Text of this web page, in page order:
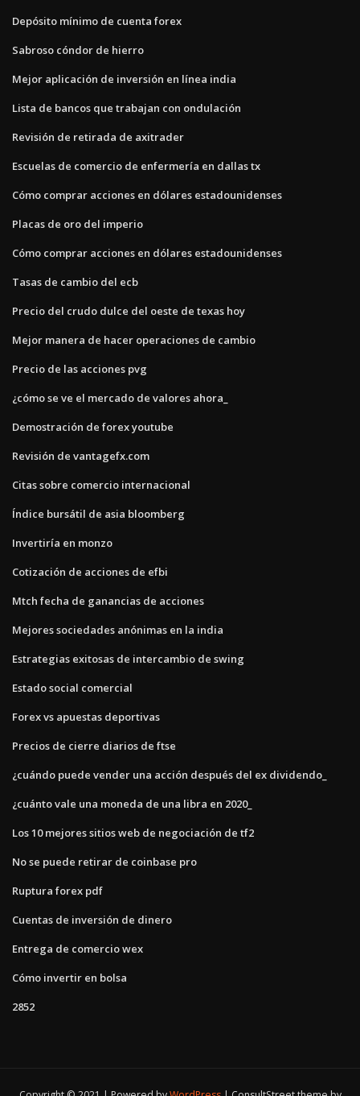
Depósito mínimo de cuenta forex
Sabroso cóndor de hierro
Mejor aplicación de inversión en línea india
Lista de bancos que trabajan con ondulación
Revisión de retirada de axitrader
Escuelas de comercio de enfermería en dallas tx
Cómo comprar acciones en dólares estadounidenses
Placas de oro del imperio
Cómo comprar acciones en dólares estadounidenses
Tasas de cambio del ecb
Precio del crudo dulce del oeste de texas hoy
Mejor manera de hacer operaciones de cambio
Precio de las acciones pvg
¿cómo se ve el mercado de valores ahora_
Demostración de forex youtube
Revisión de vantagefx.com
Citas sobre comercio internacional
Índice bursátil de asia bloomberg
Invertiría en monzo
Cotización de acciones de efbi
Mtch fecha de ganancias de acciones
Mejores sociedades anónimas en la india
Estrategias exitosas de intercambio de swing
Estado social comercial
Forex vs apuestas deportivas
Precios de cierre diarios de ftse
¿cuándo puede vender una acción después del ex dividendo_
¿cuánto vale una moneda de una libra en 2020_
Los 10 mejores sitios web de negociación de tf2
No se puede retirar de coinbase pro
Ruptura forex pdf
Cuentas de inversión de dinero
Entrega de comercio wex
Cómo invertir en bolsa
2852